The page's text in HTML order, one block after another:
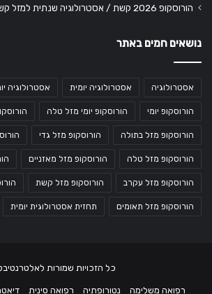
הורוסקופ 2026 קשת / אסטרולוגיה שנתית למזל קשת
נושאים חמים באתר
אסטרולוגיה אסטרולוגיה יומית אסטרולוגיה
הורוסקופ יומי הורוסקופ יומי מזל טלה
הורוסקופ מזל בתולה הורוסקופ מזל גדי
הורוסקופ מזל טלה הורוסקופ מזל מאזניים
הורוסקופ מזל עקרב הורוסקופ מזל קשת
הורוסקופ מזל תאומים תחזית אסטרולוגית יומית
כל הזכויות שמורות
רפואה משלימה נטורופתיה רפואה סינית